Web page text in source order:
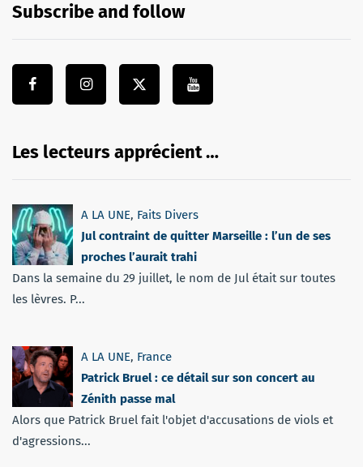
Subscribe and follow
Les lecteurs apprécient …
A LA UNE, Faits Divers
Jul contraint de quitter Marseille : l’un de ses
proches l’aurait trahi
Dans la semaine du 29 juillet, le nom de Jul était sur toutes
les lèvres. P...
A LA UNE, France
Patrick Bruel : ce détail sur son concert au
Zénith passe mal
Alors que Patrick Bruel fait l'objet d'accusations de viols et
d'agressions...